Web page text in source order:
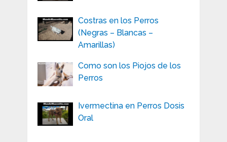
Costras en los Perros
(Negras – Blancas –
Amarillas)
Como son los Piojos de los
Perros
Ivermectina en Perros Dosis
Oral